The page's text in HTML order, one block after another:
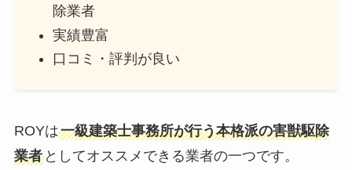
除業者
実績豊富
口コミ・評判が良い
ROYは一級建築士事務所が行う本格派の害獣駆除
業者としてオススメできる業者の一つです。